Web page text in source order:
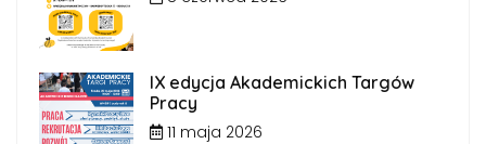
IX edycja Akademickich Targów
Pracy
11 maja 2026